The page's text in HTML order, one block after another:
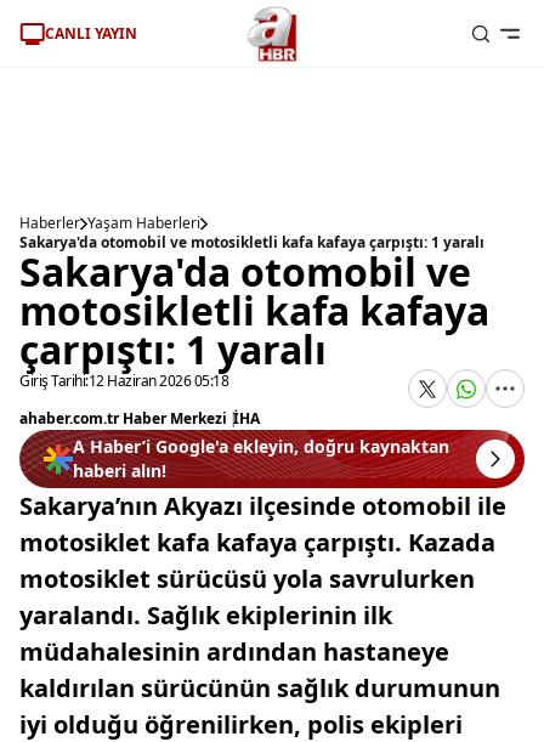
CANLI YAYIN
Haberler Yaşam Haberleri
Sakarya'da otomobil ve motosikletli kafa kafaya çarpıştı: 1 yaralı
Sakarya'da otomobil ve
motosikletli kafa kafaya
çarpıştı: 1 yaralı
Giriş Tarihi:12 Haziran 2026 05:18
ahaber.com.tr Haber Merkezi |İHA
A Haber’i Google'a ekleyin, doğru kaynaktan
haberi alın!
Sakarya’nın Akyazı ilçesinde otomobil ile
motosiklet kafa kafaya çarpıştı. Kazada
motosiklet sürücüsü yola savrulurken
yaralandı. Sağlık ekiplerinin ilk
müdahalesinin ardından hastaneye
kaldırılan sürücünün sağlık durumunun
iyi olduğu öğrenilirken, polis ekipleri